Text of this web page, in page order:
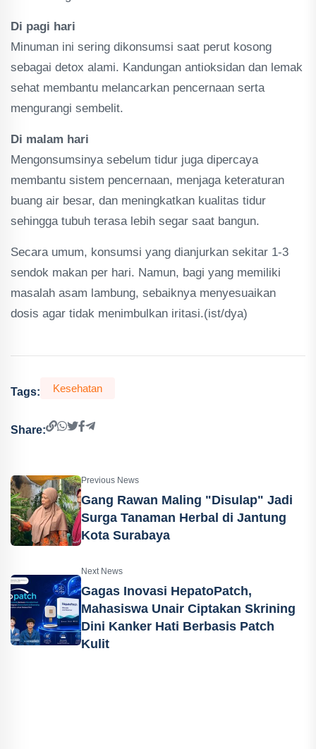
Di pagi hari
Minuman ini sering dikonsumsi saat perut kosong
sebagai detox alami. Kandungan antioksidan dan lemak
sehat membantu melancarkan pencernaan serta
mengurangi sembelit.
Di malam hari
Mengonsumsinya sebelum tidur juga dipercaya
membantu sistem pencernaan, menjaga keteraturan
buang air besar, dan meningkatkan kualitas tidur
sehingga tubuh terasa lebih segar saat bangun.
Secara umum, konsumsi yang dianjurkan sekitar 1-3
sendok makan per hari. Namun, bagi yang memiliki
masalah asam lambung, sebaiknya menyesuaikan
dosis agar tidak menimbulkan iritasi.(ist/dya)
Tags: Kesehatan
Share:
Previous News
Gang Rawan Maling "Disulap" Jadi
Surga Tanaman Herbal di Jantung
Kota Surabaya
Next News
Gagas Inovasi HepatoPatch,
Mahasiswa Unair Ciptakan Skrining
Dini Kanker Hati Berbasis Patch
Kulit